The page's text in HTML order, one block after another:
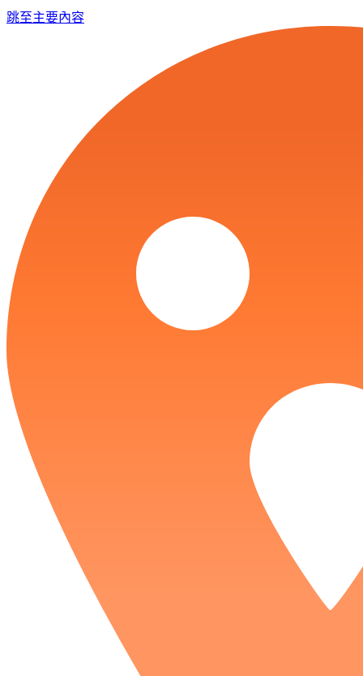
跳至主要內容